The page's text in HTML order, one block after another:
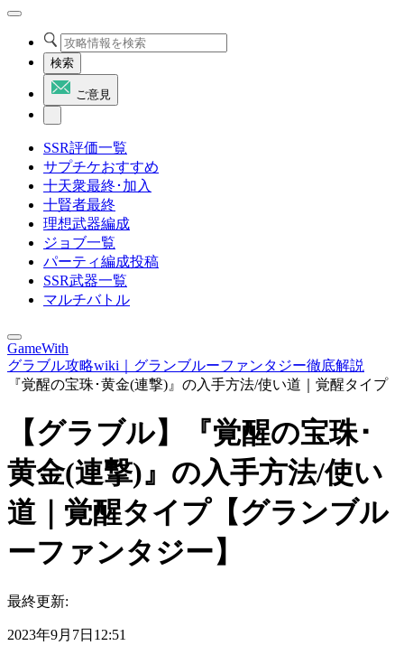
検索
ご意見
SSR評価一覧
サプチケおすすめ
十天衆最終･加入
十賢者最終
理想武器編成
ジョブ一覧
パーティ編成投稿
SSR武器一覧
マルチバトル
GameWith
グラブル攻略wiki｜グランブルーファンタジー徹底解説
『覚醒の宝珠･黄金(連撃)』の入手方法/使い道｜覚醒タイプ
【グラブル】『覚醒の宝珠･
黄金(連撃)』の入手方法/使い
道｜覚醒タイプ【グランブル
ーファンタジー】
最終更新:
2023年9月7日12:51